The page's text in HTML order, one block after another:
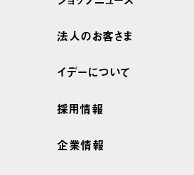
法人のお客さま
イデーについて
採用情報
企業情報